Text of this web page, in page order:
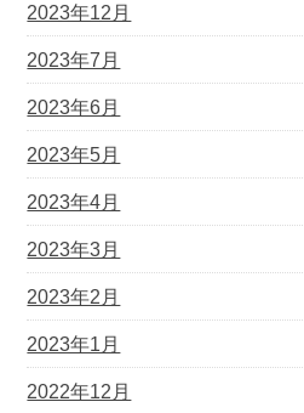
2023年12月
2023年7月
2023年6月
2023年5月
2023年4月
2023年3月
2023年2月
2023年1月
2022年12月